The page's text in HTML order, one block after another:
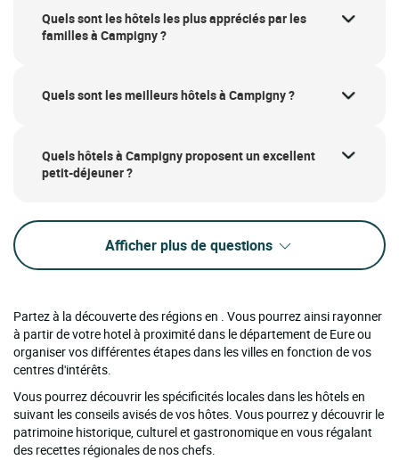
Quels sont les hôtels les plus appréciés par les
familles à Campigny ?
Quels sont les meilleurs hôtels à Campigny ?
Quels hôtels à Campigny proposent un excellent
petit-déjeuner ?
Afficher plus de questions
Partez à la découverte des régions en . Vous pourrez ainsi rayonner
à partir de votre hotel à proximité dans le département de Eure ou
organiser vos différentes étapes dans les villes en fonction de vos
centres d'intérêts.
Vous pourrez découvrir les spécificités locales dans les hôtels en
suivant les conseils avisés de vos hôtes. Vous pourrez y découvrir le
patrimoine historique, culturel et gastronomique en vous régalant
des recettes régionales de nos chefs.